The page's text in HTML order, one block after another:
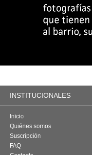
INSTITUCIONALES
Inicio
Quiénes somos
Suscripción
FAQ